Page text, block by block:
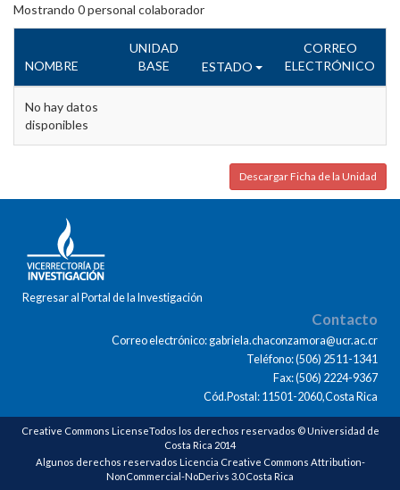
Mostrando 0personal colaborador
NOMBRE
UNIDAD
BASE
ESTADO
CORREO
ELECTRÓNICO
No hay datos
disponibles
Descargar Ficha de la Unidad
Regresar al Portal de la Investigación
Contacto
Correo electrónico: gabriela.chaconzamora@ucr.ac.cr
Teléfono: (506) 2511-1341
Fax: (506) 2224-9367
Cód.Postal: 11501-2060,Costa Rica
Creative Commons LicenseTodos los derechos reservados © Universidad de
Costa Rica 2014
Algunos derechos reservados Licencia Creative Commons Attribution-
NonCommercial-NoDerivs 3.0 Costa Rica